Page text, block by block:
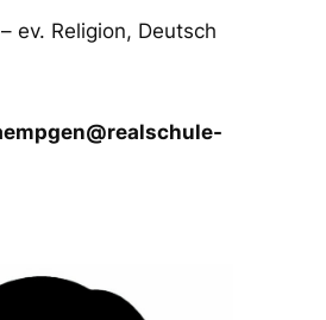
ev. Religion, Deutsch